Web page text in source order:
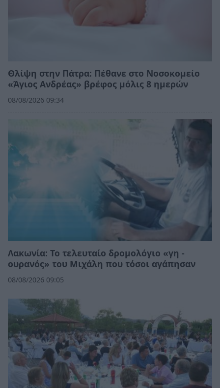
Θλίψη στην Πάτρα: Πέθανε στο Νοσοκομείο
«Άγιος Ανδρέας» βρέφος μόλις 8 ημερών
08/08/2026 09:34
Λακωνία: Το τελευταίο δρομολόγιο «γη -
ουρανός» του Μιχάλη που τόσοι αγάπησαν
08/08/2026 09:05